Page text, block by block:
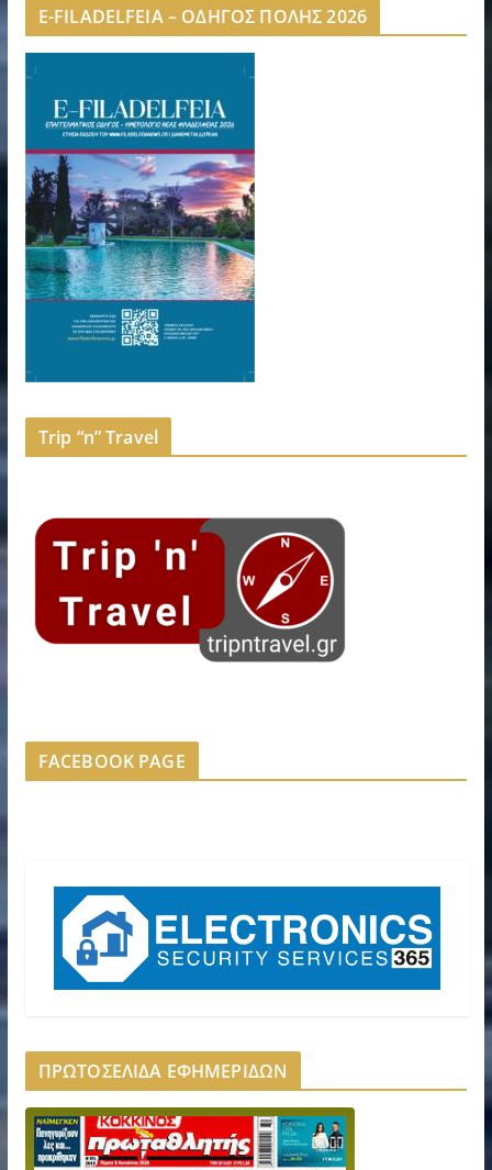
E-FILADELFEIA – ΟΔΗΓΟΣ ΠΟΛΗΣ 2026
Trip “n” Travel
FACEBOOK PAGE
ΠΡΩΤΟΣΕΛΙΔΑ ΕΦΗΜΕΡΙΔΩΝ